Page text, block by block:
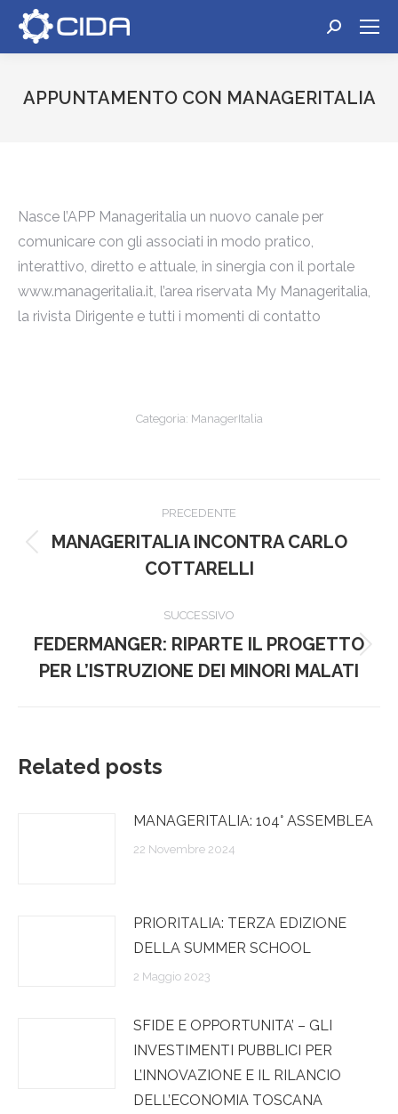
Cerca:
APPUNTAMENTO CON MANAGERITALIA
Nasce l’APP Manageritalia un nuovo canale per
comunicare con gli associati in modo pratico,
interattivo, diretto e attuale, in sinergia con il portale
www.manageritalia.it, l’area riservata My Manageritalia,
la rivista Dirigente e tutti i momenti di contatto
Categoria: ManagerItalia
tra
PRECEDENTE
Post
precedente:
MANAGERITALIA INCONTRA CARLO
COTTARELLI
SUCCESSIVO
Prossimo
post:
FEDERMANGER: RIPARTE IL PROGETTO
PER L’ISTRUZIONE DEI MINORI MALATI
Related posts
MANAGERITALIA: 104° ASSEMBLEA
22 Novembre 2024
PRIORITALIA: TERZA EDIZIONE
DELLA SUMMER SCHOOL
2 Maggio 2023
SFIDE E OPPORTUNITA’ – GLI
INVESTIMENTI PUBBLICI PER
L’INNOVAZIONE E IL RILANCIO
DELL’ECONOMIA TOSCANA